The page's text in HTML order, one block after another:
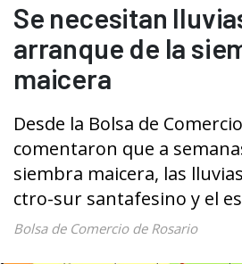
Se necesitan
arranque de la
maicera
Desde la Bolsa de
comentaron que a
siembra maicera, las
ctro-sur santafesino y el
Bolsa de Comercio de Rosario